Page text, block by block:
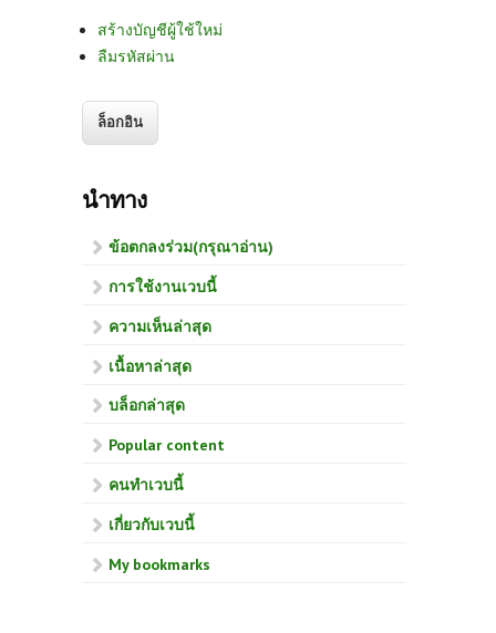
สร้างบัญชีผู้ใช้ใหม่
ลืมรหัสผ่าน
นำทาง
ข้อตกลงร่วม(กรุณาอ่าน)
การใช้งานเวบนี้
ความเห็นล่าสุด
เนื้อหาล่าสุด
บล็อกล่าสุด
Popular content
คนทำเวบนี้
เกี่ยวกับเวบนี้
My bookmarks